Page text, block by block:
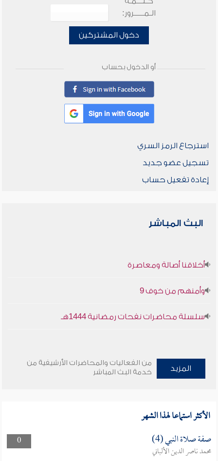
الـمـــــرور:
دخول المشتركين
أو الدخول بحساب
استرجاع الرمز السري
تسجيل عضو جديد
إعادة تفعيل حساب
البث المباشر
أخلاقنا أصالة ومعاصرة
وأمنهم من خوف 9
سلسلة محاضرات نفحات رمضانية 1444هـ
المزيد
من الفعاليات والمحاضرات الأرشيفية من
خدمة البث المباشر
الأكثر استماعا لهذا الشهر
0 صفة صلاة النبي (4)
محمد ناصر الدين الألباني